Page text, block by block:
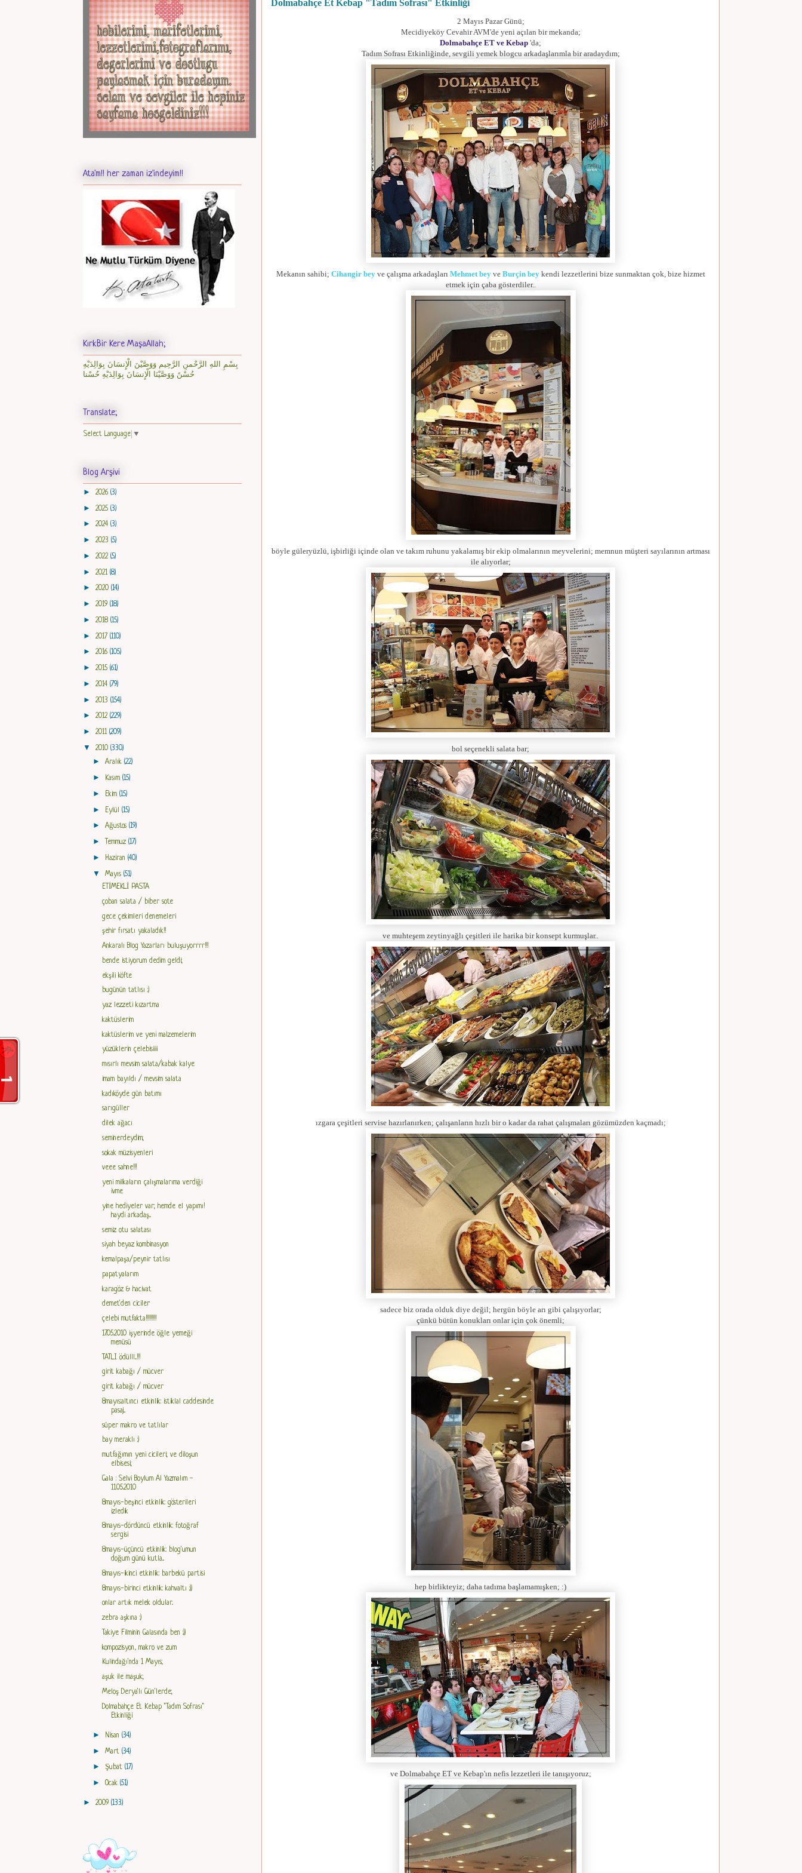
Dolmabahçe Et Kebap "Tadım Sofrası" Etkinliği
2 Mayıs Pazar Günü;
Mecidiyeköy Cevahir AVM'de yeni açılan bir mekanda;
Dolmabahçe ET ve Kebap 'da;
Tadım Sofrası Etkinliğinde, sevgili yemek blogcu arkadaşlarımla bir aradaydım;
Mekanın sahibi; Cihangir beyve çalışma arkadaşları Mehmet beyve Burçin beykendi lezzetlerini bize sunmaktan çok, bize hizmet
etmek için çaba gösterdiler..
böyle güleryüzlü, işbirliği içinde olan ve takım ruhunu yakalamış bir ekip olmalarının meyvelerini; memnun müşteri sayılarının artması
ile alıyorlar;
bol seçenekli salata bar;
ve muhteşem zeytinyağlı çeşitleri ile harika bir konsept kurmuşlar..
ızgara çeşitleri servise hazırlanırken; çalışanların hızlı bir o kadar da rahat çalışmaları gözümüzden kaçmadı;
sadece biz orada olduk diye değil; hergün böyle arı gibi çalışıyorlar;
çünkü bütün konukları onlar için çok önemli;
hep birlikteyiz; daha tadıma başlamamışken; :)
ve Dolmabahçe ET ve Kebap'ın nefis lezzetleri ile tanışıyoruz;
Ata'm!! her zaman iz'indeyim!!
KırkBir Kere MaşaAllah;
بِسْمِ اللهِ الرَّحْمنِ الرَّحِيم وَوَصَّيْنَ الْإِنسَانَ بِوَالِدَيْهِ
حُسْنً وَوَصَّيْنَا الْإِنسَانَ بِوَالِدَيْهِ حُسْنا
Translate;
Select Language ▼
Blog Arşivi
► 2026 (3)
► 2025 (3)
► 2024 (3)
► 2023 (5)
► 2022 (5)
► 2021 (8)
► 2020 (14)
► 2019 (18)
► 2018 (15)
► 2017 (110)
► 2016 (105)
► 2015 (61)
► 2014 (79)
► 2013 (154)
► 2012 (229)
► 2011 (209)
▼ 2010 (330)
► Aralık (22)
► Kasım (15)
► Ekim (15)
► Eylül (15)
► Ağustos (19)
►Temmuz (17)
► Haziran (40)
▼ Mayıs (51)
ETİMEKLİ PASTA
çoban salata / biber sote
gece çekimleri denemeleri
şehir fırsatı yakaladık!!
Ankaralı Blog Yazarları buluşuyorrrr!!!
bende istiyorum dedim geldi;
ekşili köfte
bugünün tatlısı :)
yaz lezzeti kızartma
kaktüslerim
kaktüslerim ve yeni malzemelerim
yüzüklerin çelebisiiii
mısırlı mevsim salata/kabak kalye
imam bayıldı / mevsim salata
kadıköyde gün batımı
sarıgüller
dilek ağacı
seminerdeydim;
sokak müzisyenleri
veee sahne!!!
yeni milkaların çalışmalarıma verdiği
ivme
yine hediyeler var; hemde el yapımı!
haydi arkadaş...
semiz otu salatası
siyah beyaz kombinasyon
kemalpaşa/peynir tatlısı
papatyalarım
karagöz & hacivat
demet'den ciciler
çelebi mutfakta!!!!!!!!!
17.05.2010 işyerinde öğle yemeği
menüsü
TATLI ödülll...!!!
girit kabağı / mücver
girit kabağı / mücver
8mayıs:altıncı etkinlik: istiklal caddesinde
pasaj...
süper makro ve tatlılar
bay meraklı :)
mutfağımın yeni cicileri; ve diloşun
elbisesi;
Gala : Selvi Boylum Al Yazmalım -
11.05.2010
8mayıs-beşinci etkinlik: gösterileri
izledik
8mayıs-dördüncü etkinlik: fotoğraf
sergisi
8mayıs-üçüncü etkinlik: blog'umun
doğum günü kutla...
8mayıs-ikinci etkinlik: barbekü partisi
8mayıs-birinci etkinlik: kahvaltı :))
onlar artık melek oldular..
zebra aşkına :)
Takiye Filminin Galasında ben :))
kompozisyon, makro ve zum
Kulindağı'nda 1 Mayıs;
aşuk ile maşuk;
Meloş Derya'lı Gün'lerde;
Dolmabahçe Et Kebap "Tadım Sofrası"
Etkinliği
► Nisan (34)
► Mart (34)
► Şubat (17)
► Ocak (51)
► 2009 (133)